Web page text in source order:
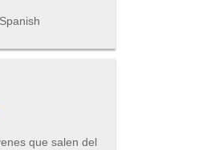
que salen del